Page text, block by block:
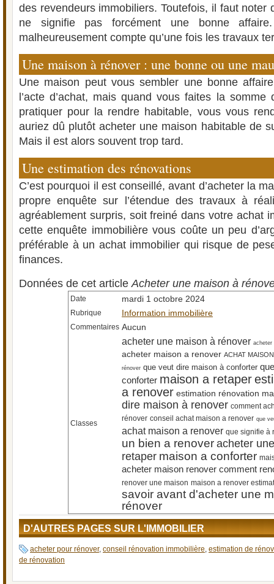
des revendeurs immobiliers. Toutefois, il faut noter
ne signifie pas forcément une bonne
malheureusement compte qu’une fois les travaux
Une maison à rénover : une bonne ou une
Une maison peut vous sembler une bonne
l’acte d’achat, mais quand vous faites la
pratiquer pour la rendre habitable, vous vous
auriez dû plutôt acheter une maison habitable de
Mais il est alors souvent trop tard.
Une estimation des rénovations
C’est pourquoi il est conseillé, avant d’acheter la
propre enquête sur l’étendue des travaux à
agréablement surpris, soit freiné dans votre achat
cette enquête immobilière vous coûte un peu
préférable à un achat immobilier qui risque de
finances.
Données de cet articleAcheter une maison à
Date mardi 1 octobre 2024
Rubrique Information immobilière
Commentaires Aucun
Classes
acheter une maison à rénover acheter
acheter maison a renover ACHAT
rénover que veut dire maison à conforter
conforter maison a retaper
a renover estimation rénovation
dire maison à renover comment
rénover conseil achat maison a renover que
achat maison a renover que signifie à
un bien a renover acheter
retaper maison a conforter
acheter maison renover comment
renover une maison maison a renover
savoir avant d'acheter une
rénover
D'AUTRES PAGES SUR L'IMMOBILIER
acheter pour rénover, conseil rénovation immobilière, estimation de
de rénovation